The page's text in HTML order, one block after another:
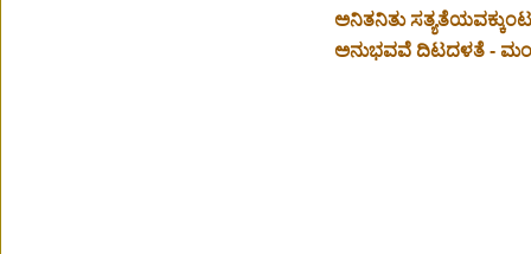
ಅನಿತನಿತು
ಅನುಭವವೆ ದಿಟದಳತೆ -